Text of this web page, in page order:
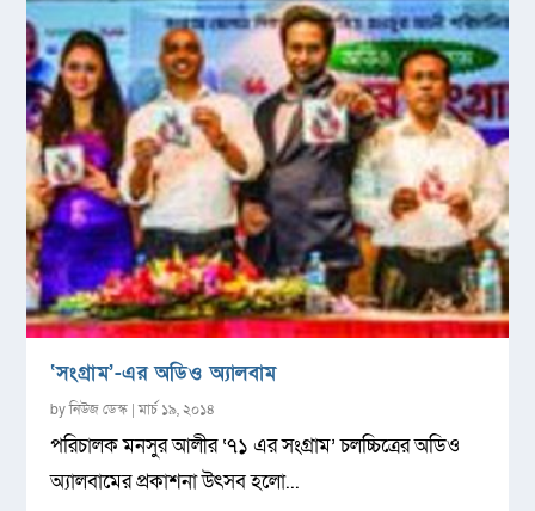
‘সংগ্রাম’-এর অডিও অ্যালবাম
byনিউজ ডেস্ক |মার্চ ১৯, ২০১৪
পরিচালক মনসুর আলীর ‘৭১ এর সংগ্রাম’ চলচ্চিত্রের অডিও
অ্যালবামের প্রকাশনা উৎসব হলো...